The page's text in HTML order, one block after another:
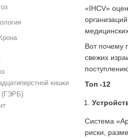
кишки
(ГЭРБ)
«IHCV»
Вот почему
свежих
Топ -12
Система
риски,